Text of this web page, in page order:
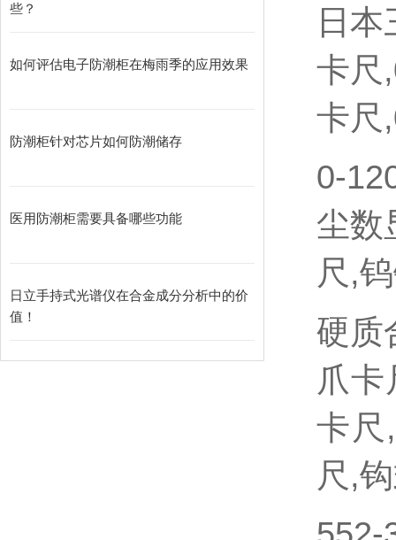
些？
如何评估电子防潮柜在梅雨季的应用效果
防潮柜针对芯片如何防潮储存
医用防潮柜需要具备哪些功能
日立手持式光谱仪在合金成分分析中的价
值！
日
卡尺
卡尺
0-
尘数
尺,
硬质
爪
卡尺
尺,